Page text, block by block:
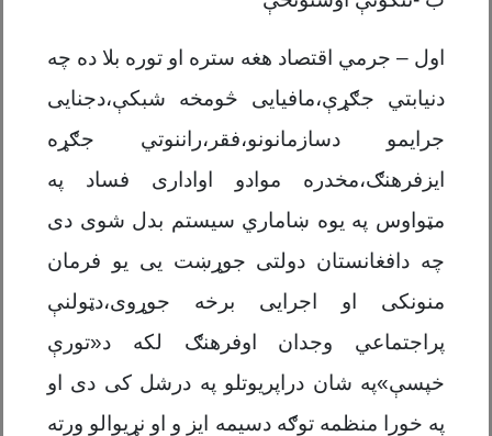
اول – جرمي اقتصاد هغه ستره او توره بلا ده چه
دنیابتي جګړې،مافیایی څومخه شبکې،دجنایی
جرایمو دسازمانونو،فقر،راننوتي جګړه
ایزفرهنګ،مخدره موادو اواداری فساد په
مټواوس په یوه ښاماري سیستم بدل شوی دی
چه دافغانستان دولتی جوړښت یی یو فرمان
منونکی او اجرایی برخه جوړوی،دټولنې
پراجتماعي وجدان اوفرهنګ لکه د«تورې
خپسې»په شان دراپریوتلو په درشل کی دی او
په خورا منظمه توګه دسیمه ایز و او نړیوالو ورته